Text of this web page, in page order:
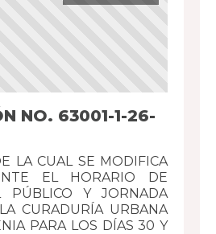
NO. 63001-1-26-
LA CUAL SE MODIFICA
EL HORARIO DE
PÚBLICO Y JORNADA
CURADURÍA URBANA
PARA LOS DÍAS 30 Y